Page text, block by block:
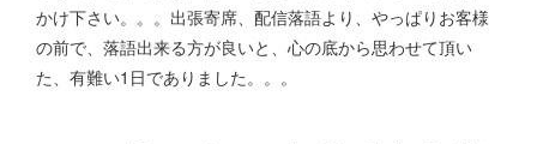
かけ下さい。。。出張寄席、配信落語より、やっぱりお客様
の前で、落語出来る方が良いと、心の底から思わせて頂い
た、有難い1日でありました。。。